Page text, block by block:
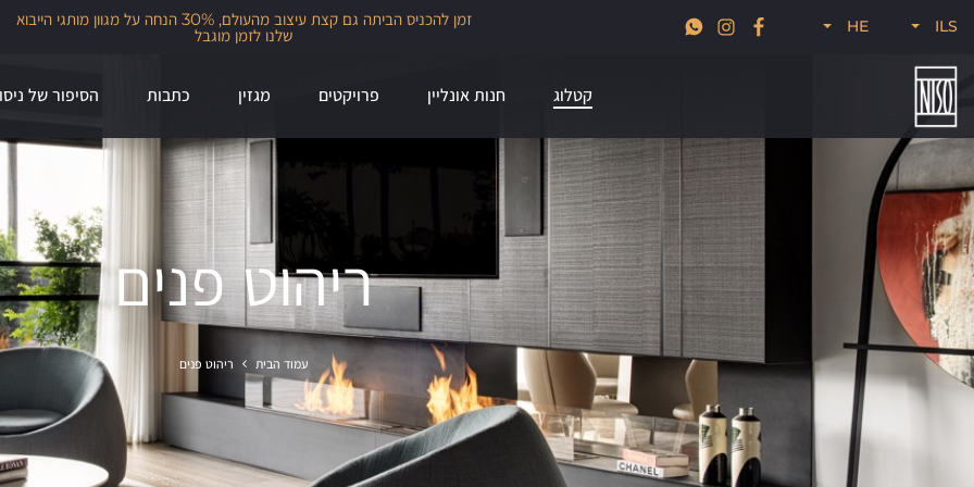
ILS
HE שלנו לזמן מוגבל
מאחורי הקלעים של Sea & Park, אחד הפרויקטים המורכבים שיצרנו עם גיא
וליקסון.
קטלוג חנות אונליין פרויקטים מגזין כתבות הסיפור של ניסו
ריהוט פנים
עמוד הבית ריהוט פנים